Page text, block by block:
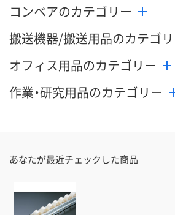
（次回入荷日未定）
（次回入荷
コンベアのカテゴリー
搬送機器/搬送用品のカテゴ
オフィス用品のカテゴリー
作業・研究用品のカテゴリー
あなたが最近チェックした商品